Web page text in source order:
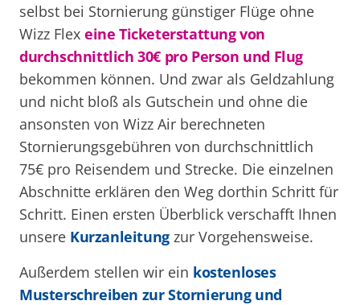
selbst bei Stornierung günstiger Flüge ohne
Wizz Flex eine Ticketerstattung von
durchschnittlich 30€ pro Person und Flug
bekommen können. Und zwar als Geldzahlung
und nicht bloß als Gutschein und ohne die
ansonsten von Wizz Air berechneten
Stornierungsgebühren von durchschnittlich
75€ pro Reisendem und Strecke. Die einzelnen
Abschnitte erklären den Weg dorthin Schritt für
Schritt. Einen ersten Überblick verschafft Ihnen
unsere Kurzanleitungzur Vorgehensweise.
Außerdem stellen wir ein kostenloses
Musterschreiben zur Stornierung und